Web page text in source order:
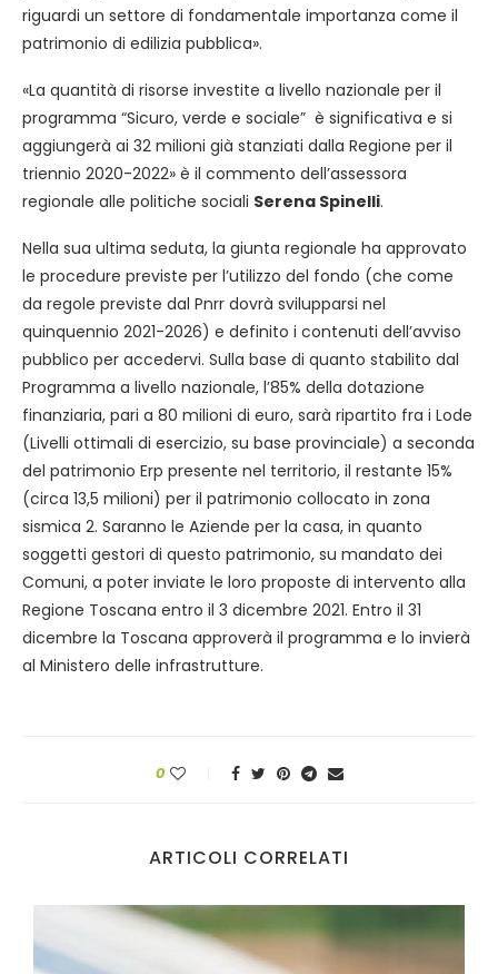
riguardi un settore di fondamentale importanza come il
patrimonio di edilizia pubblica».
«La quantità di risorse investite a livello nazionale per il
programma “Sicuro, verde e sociale” è significativa e si
aggiungerà ai 32 milioni già stanziati dalla Regione per il
triennio 2020-2022» è il commento dell’assessora
regionale alle politiche sociali Serena Spinelli.
Nella sua ultima seduta, la giunta regionale ha approvato
le procedure previste per l’utilizzo del fondo (che come
da regole previste dal Pnrr dovrà svilupparsi nel
quinquennio 2021-2026) e definito i contenuti dell’avviso
pubblico per accedervi. Sulla base di quanto stabilito dal
Programma a livello nazionale, l’85% della dotazione
finanziaria, pari a 80 milioni di euro, sarà ripartito fra i Lode
(Livelli ottimali di esercizio, su base provinciale) a seconda
del patrimonio Erp presente nel territorio, il restante 15%
(circa 13,5 milioni) per il patrimonio collocato in zona
sismica 2. Saranno le Aziende per la casa, in quanto
soggetti gestori di questo patrimonio, su mandato dei
Comuni, a poter inviate le loro proposte di intervento alla
Regione Toscana entro il 3 dicembre 2021. Entro il 31
dicembre la Toscana approverà il programma e lo invierà
al Ministero delle infrastrutture.
0
ARTICOLI CORRELATI